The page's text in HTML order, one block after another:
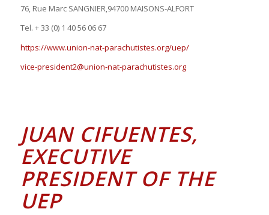
76, Rue Marc SANGNIER,94700 MAISONS-ALFORT
Tel. + 33 (0) 1 40 56 06 67
https://www.union-nat-parachutistes.org/uep/
vice-president2@union-nat-parachutistes.org
JUAN CIFUENTES,
EXECUTIVE
PRESIDENT OF THE
UEP